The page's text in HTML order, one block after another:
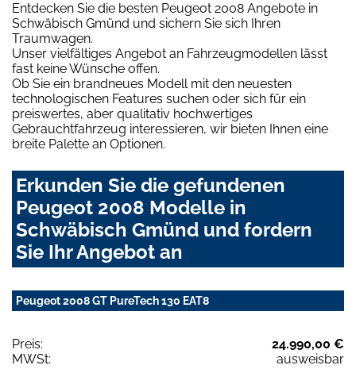
Entdecken Sie die besten Peugeot 2008 Angebote in
Schwäbisch Gmünd und sichern Sie sich Ihren
Traumwagen.
Unser vielfältiges Angebot an Fahrzeugmodellen lässt
fast keine Wünsche offen.
Ob Sie ein brandneues Modell mit den neuesten
technologischen Features suchen oder sich für ein
preiswertes, aber qualitativ hochwertiges
Gebrauchtfahrzeug interessieren, wir bieten Ihnen eine
breite Palette an Optionen.
Erkunden Sie die gefundenen
Peugeot 2008 Modelle in
Schwäbisch Gmünd und fordern
Sie Ihr Angebot an
Peugeot 2008 GT PureTech 130 EAT8
Preis:
24.990,00 €
MWSt:
ausweisbar